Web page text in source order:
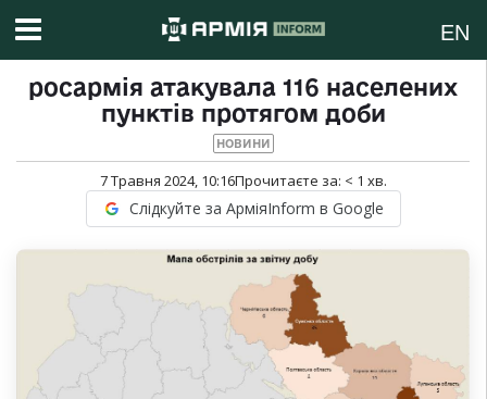
EN
росармія атакувала 116 населених
пунктів протягом доби
НОВИНИ
7 Травня 2024, 10:16Прочитаєте за: < 1 хв.
Слідкуйте за АрміяInform в Google